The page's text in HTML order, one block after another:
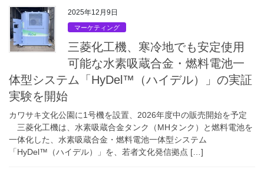
2025年12月9日
マーケティング
三菱化工機、寒冷地でも安定使用
可能な水素吸蔵合金・燃料電池一
体型システム「HyDel™（ハイデル）」の実証
実験を開始
カワサキ文化公園に1号機を設置、2026年度中の販売開始を予定
三菱化工機は、水素吸蔵合金タンク（MHタンク）と燃料電池を
一体化した、水素吸蔵合金・燃料電池一体型システム
「HyDel™（ハイデル）」を、若者文化発信拠点 […]